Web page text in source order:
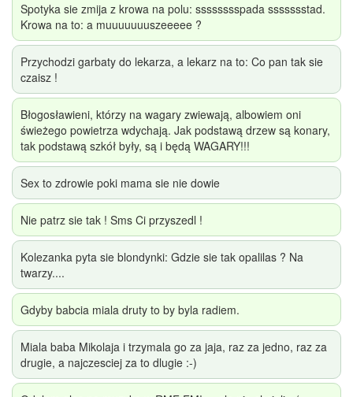
Spotyka sie zmija z krowa na polu: sssssssspada ssssssstad.
Krowa na to: a muuuuuuuszeeeee ?
Przychodzi garbaty do lekarza, a lekarz na to: Co pan tak sie
czaisz !
Błogosławieni, którzy na wagary zwiewają, albowiem oni
świeżego powietrza wdychają. Jak podstawą drzew są konary,
tak podstawą szkół były, są i będą WAGARY!!!
Sex to zdrowie poki mama sie nie dowie
Nie patrz sie tak ! Sms Ci przyszedl !
Kolezanka pyta sie blondynki: Gdzie sie tak opalilas ? Na
twarzy....
Gdyby babcia miala druty to by byla radiem.
Miala baba Mikolaja i trzymala go za jaja, raz za jedno, raz za
drugie, a najczesciej za to dlugie :-)